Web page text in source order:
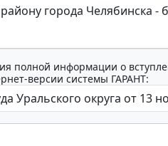
города Челябинска -
полной информации о
версии системы ГАРАНТ: